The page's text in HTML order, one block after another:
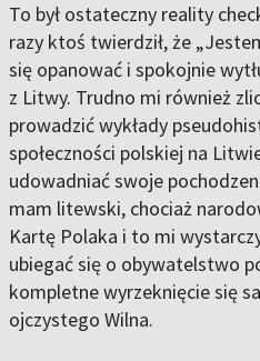
To był ostateczny reality
razy ktoś twierdził, że
się opanować i spokojnie
z Litwy. Trudno mi również
prowadzić wykłady
społeczności polskiej na
udowadniać swoje
mam litewski, chociaż
Kartę Polaka i to mi
ubiegać się o obywatelstwo
kompletne wyrzeknięcie się
ojczystego Wilna.